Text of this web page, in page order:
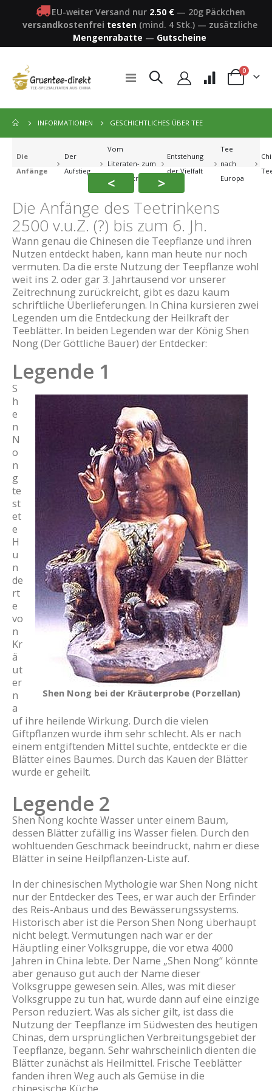
EU-weiter Versand nur 2.50 € — 20g Päckchen
versandkostenfrei testen(mind. 4 Stk.)— zusätzliche
Mengenrabatte — Gutscheine
Navigation
umschalten
Warenkorb
0Artikel
INFORMATIONEN GESCHICHTLICHES ÜBER TEE
Die
Anfänge
Der
Aufstieg
Vom
Literaten- zum
Volksgetränk
Entstehung
der Vielfalt
Tee
nach
Europa
< >
Die Anfänge des Teetrinkens
2500 v.u.Z. (?) bis zum 6. Jh.
Wann genau die Chinesen die Teepflanze und ihren
Nutzen entdeckt haben, kann man heute nur noch
vermuten. Da die erste Nutzung der Teepflanze wohl
weit ins 2. oder gar 3. Jahrtausend vor unserer
Zeitrechnung zurückreicht, gibt es dazu kaum
schriftliche Überlieferungen. In China kursieren zwei
Legenden um die Entdeckung der Heilkraft der
Teeblätter. In beiden Legenden war der König Shen
Nong (Der Göttliche Bauer) der Entdecker:
Legende 1
Shen Nong bei der Kräuterprobe (Porzellan)
S
h
e
n
N
o
n
g
te
st
et
e
H
u
n
de
rt
e
vo
n
Kr
ä
ut
er
n
a
uf ihre heilende Wirkung. Durch die vielen
Giftpflanzen wurde ihm sehr schlecht. Als er nach
einem entgiftenden Mittel suchte, entdeckte er die
Blätter eines Baumes. Durch das Kauen der Blätter
wurde er geheilt.
Legende 2
Shen Nong kochte Wasser unter einem Baum,
dessen Blätter zufällig ins Wasser fielen. Durch den
wohltuenden Geschmack beeindruckt, nahm er diese
Blätter in seine Heilpflanzen-Liste auf.
In der chinesischen Mythologie war Shen Nong nicht
nur der Entdecker des Tees, er war auch der Erfinder
des Reis-Anbaus und des Bewässerungssystems.
Historisch aber ist die Person Shen Nong überhaupt
nicht belegt. Vermutungen nach war er der
Häuptling einer Volksgruppe, die vor etwa 4000
Jahren in China lebte. Der Name „Shen Nong“ könnte
aber genauso gut auch der Name dieser
Volksgruppe gewesen sein. Alles, was mit dieser
Volksgruppe zu tun hat, wurde dann auf eine einzige
Person reduziert. Was als sicher gilt, ist dass die
Nutzung der Teepflanze im Südwesten des heutigen
Chinas, dem ursprünglichen Verbreitungsgebiet der
Teepflanze, begann. Sehr wahrscheinlich dienten die
Blätter zunächst als Heilmittel. Frische Teeblätter
fanden ihren Weg auch als Gemüse in die